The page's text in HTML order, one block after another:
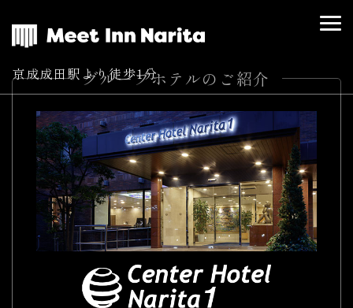
京成成田駅より徒歩1分
グループホテルのご紹介